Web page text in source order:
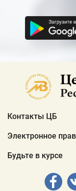
Контакты ЦБ
Электронное
Будьте в курсе